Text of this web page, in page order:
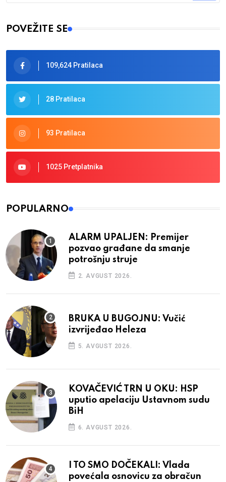
Type 2 or more characters for results.
POVEŽITE SE
109,624 Pratilaca
28 Pratilaca
93 Pratilaca
1025 Pretplatnika
POPULARNO
ALARM UPALJEN: Premijer
pozvao građane da smanje
potrošnju struje
2. AVGUST 2026.
BRUKA U BUGOJNU: Vučić
izvrijeđao Heleza
5. AVGUST 2026.
KOVAČEVIĆ TRN U OKU: HSP
uputio apelaciju Ustavnom sudu
BiH
6. AVGUST 2026.
I TO SMO DOČEKALI: Vlada
povećala osnovicu za obračun